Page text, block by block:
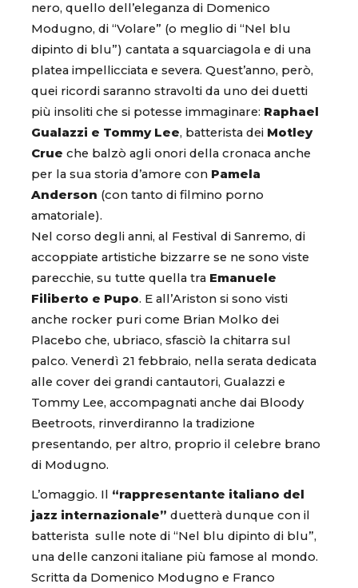
nero, quello dell’eleganza di Domenico
Modugno, di “Volare” (o meglio di “Nel blu
dipinto di blu”) cantata a squarciagola e di una
platea impellicciata e severa. Quest’anno, però,
quei ricordi saranno stravolti da uno dei duetti
più insoliti che si potesse immaginare: Raphael
Gualazzi e Tommy Lee, batterista dei Motley
Crue che balzò agli onori della cronaca anche
per la sua storia d’amore con Pamela
Anderson (con tanto di filmino porno
amatoriale).
Nel corso degli anni, al Festival di Sanremo, di
accoppiate artistiche bizzarre se ne sono viste
parecchie, su tutte quella tra Emanuele
Filiberto e Pupo. E all’Ariston si sono visti
anche rocker puri come Brian Molko dei
Placebo che, ubriaco, sfasciò la chitarra sul
palco. Venerdì 21 febbraio, nella serata dedicata
alle cover dei grandi cantautori, Gualazzi e
Tommy Lee, accompagnati anche dai Bloody
Beetroots, rinverdiranno la tradizione
presentando, per altro, proprio il celebre brano
di Modugno.
L’omaggio. Il “rappresentante italiano del
jazz internazionale” duetterà dunque con il
batterista sulle note di “Nel blu dipinto di blu”,
una delle canzoni italiane più famose al mondo.
Scritta da Domenico Modugno e Franco